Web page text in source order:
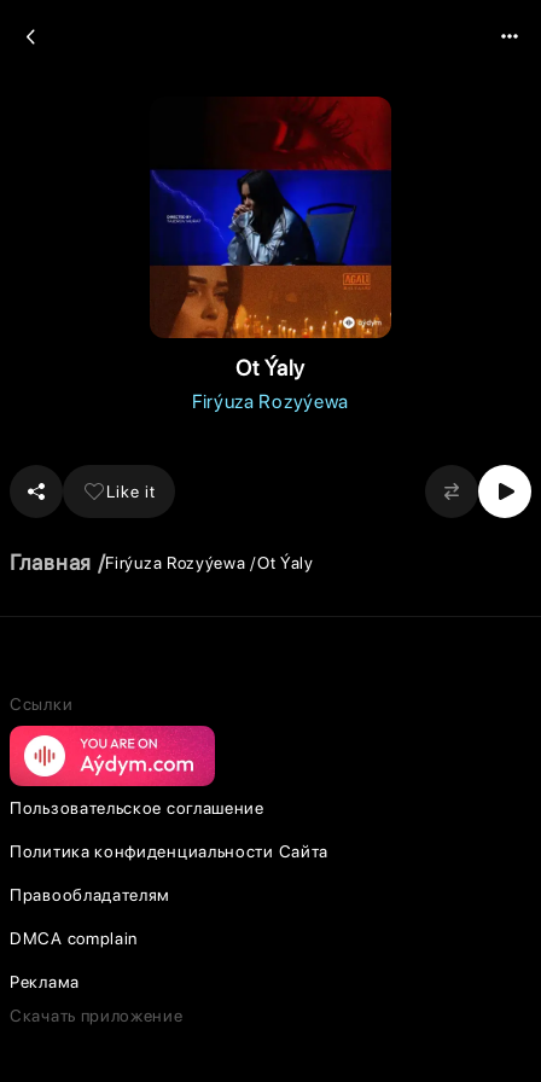
Ot Ýaly
Firýuza Rozyýewa
Like it
Главная Firýuza Rozyýewa Ot Ýaly
Ссылки
Пользовательское соглашение
Политика конфиденциальности Сайта
Правообладателям
DMCA complain
Реклама
Скачать приложение